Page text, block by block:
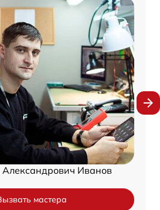
Александрович Иванов
мастера